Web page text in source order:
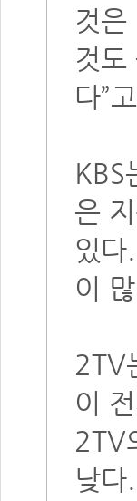
것은
것도
다”
KBS
은
있다
이
2TV
이
2TV
낮다